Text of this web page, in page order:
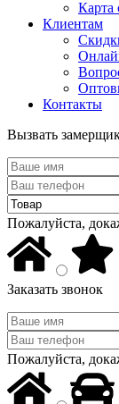
Карта
Клиентам
Контакты
Вызвать
Пожалуйста,
Заказать звонок
Пожалуйста,